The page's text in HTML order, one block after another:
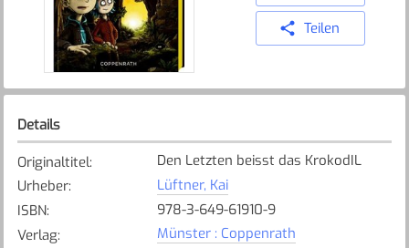
Teilen
Details
Originaltitel:
Den Letzten beisst das KrokodIL
Urheber:
Lüftner, Kai
ISBN:
978-3-649-61910-9
Verlag:
Münster : Coppenrath